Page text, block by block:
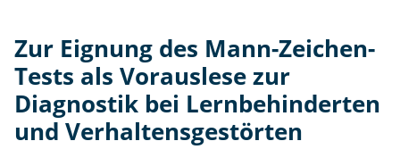
Zur Eignung des Mann-Zeichen-
Tests als Vorauslese zur
Diagnostik bei Lernbehinderten
und Verhaltensgestörten